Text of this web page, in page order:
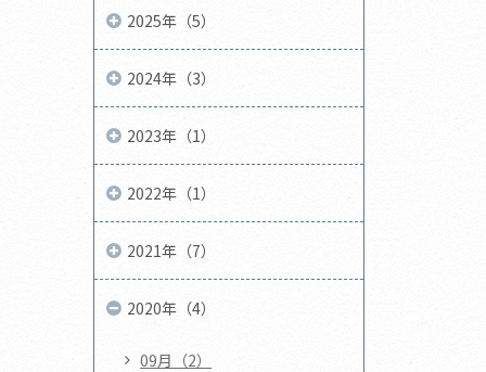
2025年（5）
2024年（3）
2023年（1）
2022年（1）
2021年（7）
2020年（4）
09月（2）